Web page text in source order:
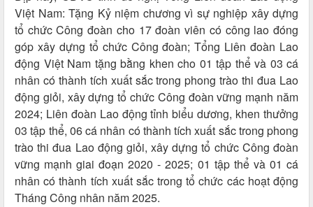
Việt Nam: Tặng Kỷ niệm chương vì sự nghiệp xây dựng
tổ chức Công đoàn cho 17 đoàn viên có công lao đóng
góp xây dựng tổ chức Công đoàn; Tổng Liên đoàn Lao
động Việt Nam tặng bằng khen cho 01 tập thể và 03 cá
nhân có thành tích xuất sắc trong phong trào thi đua Lao
động giỏi, xây dựng tổ chức Công đoàn vững mạnh năm
2024; Liên đoàn Lao động tỉnh biểu dương, khen thưởng
03 tập thể, 06 cá nhân có thành tích xuất sắc trong phong
trào thi đua Lao động giỏi, xây dựng tổ chức Công đoàn
vững mạnh giai đoạn 2020 - 2025; 01 tập thể và 01 cá
nhân có thành tích xuất sắc trong tổ chức các hoạt động
Tháng Công nhân năm 2025.